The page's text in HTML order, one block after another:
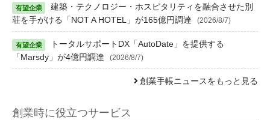
建築・テクノロジー・ホスピタリティを融合させた別
荘を手がける「NOT A HOTEL」が165億円調達
(2026/8/7)
トータルサポートDX「AutoDate」を提供する
「Marsdy」が4億円調達
(2026/8/7)
創業手帳ニュースをもっと見る
創業時に役立つサービス